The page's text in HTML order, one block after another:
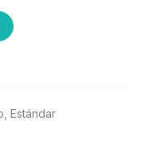
Estándar